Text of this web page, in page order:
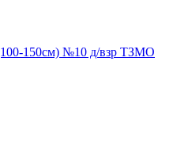
150см) №10 д/взр ТЗМО